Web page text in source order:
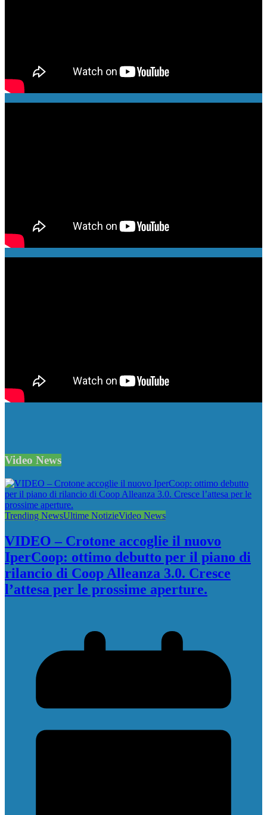
Video News
Trending NewsUltime NotizieVideo News
VIDEO – Crotone accoglie il nuovo
IperCoop: ottimo debutto per il piano di
rilancio di Coop Alleanza 3.0. Cresce
l’attesa per le prossime aperture.